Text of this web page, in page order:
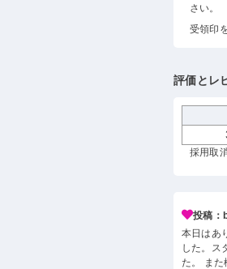
さい。
受領印
評価とレ
採用取
投稿
本日はあ
した。ス
た。 また